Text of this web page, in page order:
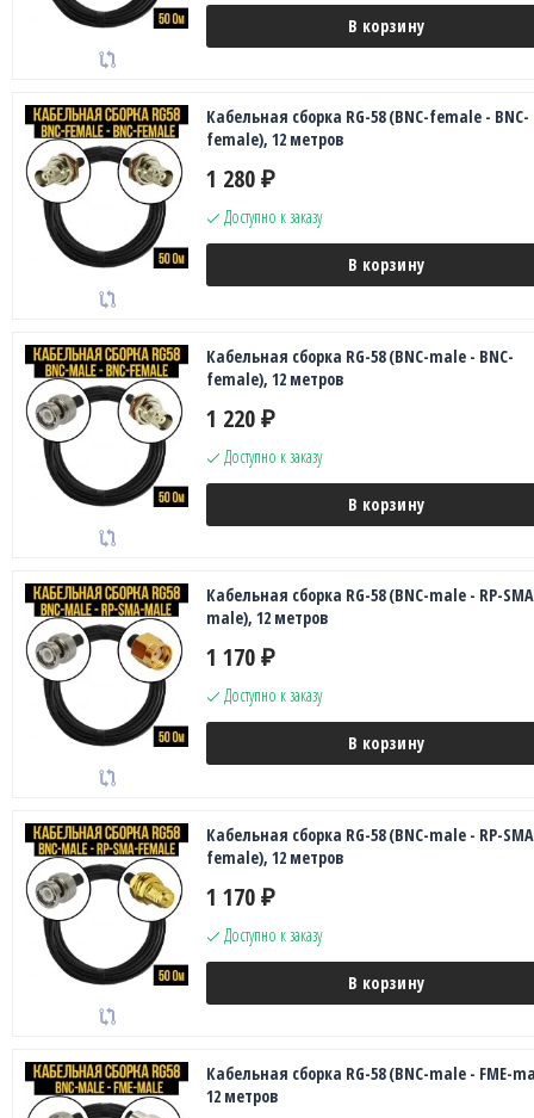
В корзину
Кабельная сборка RG-58 (BNC-female - BNC-
female), 12 метров
1 280 ₽
Доступно к заказу
В корзину
Кабельная сборка RG-58 (BNC-male - BNC-
female), 12 метров
1 220 ₽
Доступно к заказу
В корзину
Кабельная сборка RG-58 (BNC-male - RP-
male), 12 метров
1 170 ₽
Доступно к заказу
В корзину
Кабельная сборка RG-58 (BNC-male - RP-
female), 12 метров
1 170 ₽
Доступно к заказу
В корзину
Кабельная сборка RG-58 (BNC-male - FME-
12 метров